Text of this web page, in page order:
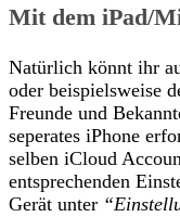
Mit dem iPad/
Natürlich könnt ihr
oder beispielsweise
Freunde und
seperates iPhone
selben iCloud
entsprechenden
Gerät unter